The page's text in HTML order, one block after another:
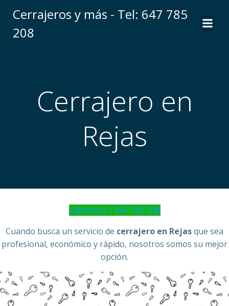
Cerrajeros y más - Tel: 647 785
208
Cerrajero en
Rejas
Llámenos – 647 785 208
Cuando busca un servicio de cerrajero en Rejasque sea
profesional, económico y rápido, nosotros somos su mejor
opción.